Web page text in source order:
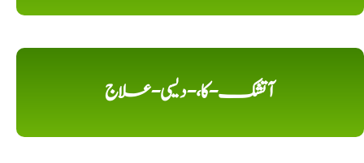
آتشک-کا،-دیسی-علاج